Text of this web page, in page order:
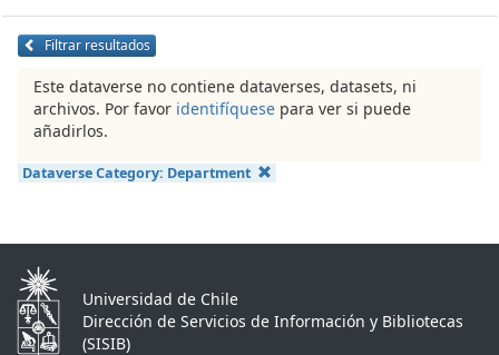
Filtrar resultados
Este dataverse no contiene dataverses, datasets, ni
archivos. Por favor identifíquese para ver si puede
añadirlos.
Dataverse Category: Department
Universidad de Chile
Dirección de Servicios de Información y Bibliotecas
(SISIB)